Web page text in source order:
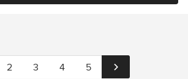
2 3 4 5